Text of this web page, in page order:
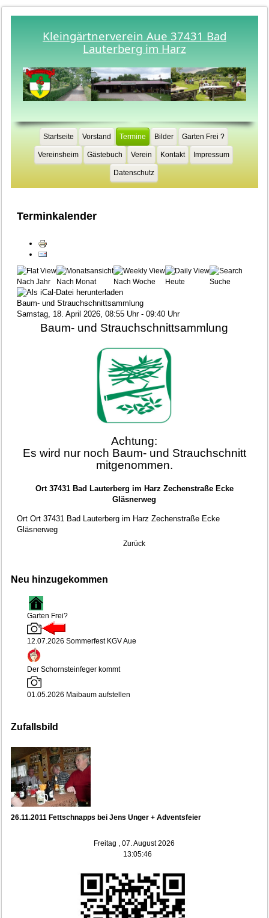
Kleingärtnerverein Aue 37431 Bad
Lauterberg im Harz
Startseite Vorstand Termine Bilder Garten Frei ?
Vereinsheim Gästebuch Verein Kontakt Impressum
Datenschutz
Terminkalender
Nach Jahr Nach Monat Nach Woche Heute Suche
Baum- und Strauchschnittsammlung
Samstag, 18. April 2026, 08:55 Uhr - 09:40 Uhr
Baum- und Strauchschnittsammlung
Achtung:
Es wird nur noch Baum- und Strauchschnitt
mitgenommen.
Ort 37431 Bad Lauterberg im Harz Zechenstraße Ecke
Gläsnerweg
OrtOrt 37431 Bad Lauterberg im Harz Zechenstraße Ecke
Gläsnerweg
Zurück
Neu hinzugekommen
Garten Frei?
12.07.2026 Sommerfest KGV Aue
Der Schornsteinfeger kommt
01.05.2026 Maibaum aufstellen
Zufallsbild
26.11.2011 Fettschnapps bei Jens Unger + Adventsfeier
Freitag , 07. August 2026
13:05:46